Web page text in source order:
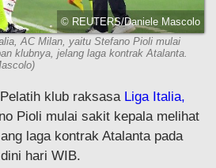
© REUTERS/Daniele Mascolo
AC Milan, yaitu Stefano Pioli mulai
klubnya, jelang laga kontrak Atalanta.
Pelatih klub raksasa Liga Italia,
Pioli mulai sakit kepala melihat
laga kontrak Atalanta pada
hari WIB.